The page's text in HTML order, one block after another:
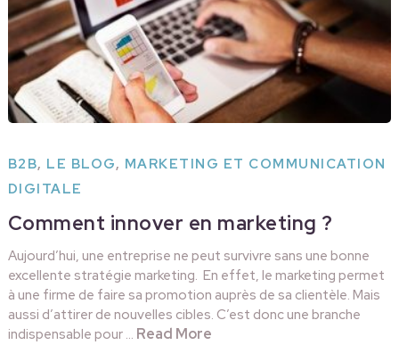
B2B, LE BLOG, MARKETING ET COMMUNICATION
DIGITALE
Comment innover en marketing ?
Aujourd’hui, une entreprise ne peut survivre sans une bonne
excellente stratégie marketing. En effet, le marketing permet
à une firme de faire sa promotion auprès de sa clientèle. Mais
aussi d’attirer de nouvelles cibles. C’est donc une branche
indispensable pour … Read More